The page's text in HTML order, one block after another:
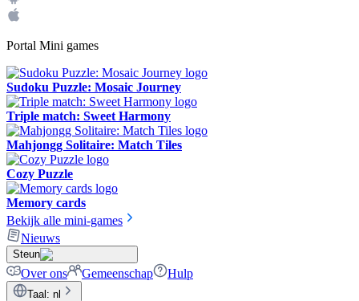
Portal Mini games
Sudoku Puzzle: Mosaic Journey
Triple match: Sweet Harmony
Mahjongg Solitaire: Match Tiles
Cozy Puzzle
Memory cards
Bekijk alle mini-games
Nieuws
Steun
Over ons Gemeenschap Hulp
Taal : nl